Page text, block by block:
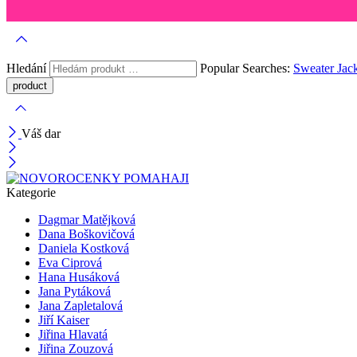
Hledání Popular Searches: Sweater
Váš dar
Kategorie
Dagmar Matějková
Dana Boškovičová
Daniela Kostková
Eva Ciprová
Hana Husáková
Jana Pytáková
Jana Zapletalová
Jiří Kaiser
Jiřina Hlavatá
Jiřina Zouzová